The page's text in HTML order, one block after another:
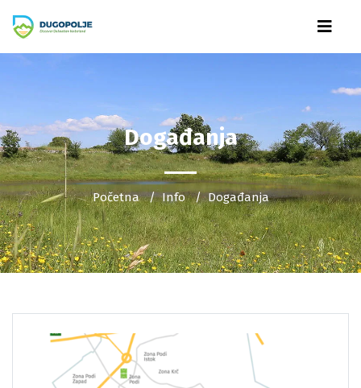
Događanja
Početna Info Događanja